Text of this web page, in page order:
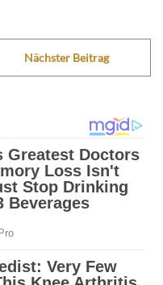
Nächster Beitrag